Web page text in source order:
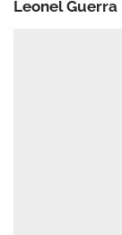
Leonel Guerra